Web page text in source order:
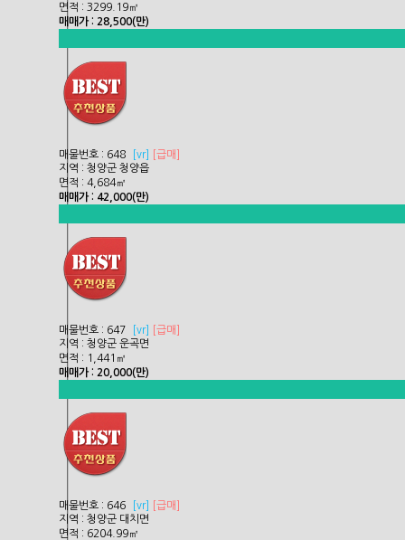
면적 : 3299.19㎡
매매가 : 28,500(만)
매물번호 : 648 vr]
[급매]
지역 : 청양군 청양읍
면적 : 4,684㎡
매매가 : 42,000(만)
매물번호 : 647 vr]
[급매]
지역 : 청양군 운곡면
면적 : 1,441㎡
매매가 : 20,000(만)
매물번호 : 646 vr]
[급매]
지역 : 청양군 대치면
면적 : 6204.99㎡